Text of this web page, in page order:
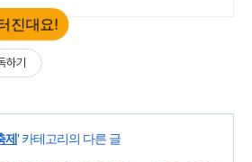
하기
제' 카테고리의 다른 글